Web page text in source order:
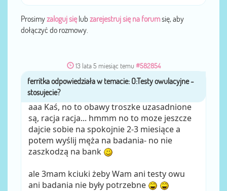
Prosimyzaloguj sięlub zarejestruj się na forumsię, aby
dołączyć do rozmowy.
13 lata 5 miesiąc temu #582854
przezferritka
aaa Kaś, no to obawy troszke uzasadnione
są, racja racja... hmmm no to moze jeszcze
dajcie sobie na spokojnie 2-3 miesiące a
potem wyślij męża na badania- no nie
zaszkodzą na bank
ale 3mam kciuki żeby Wam ani testy owu
ani badania nie były potrzebne